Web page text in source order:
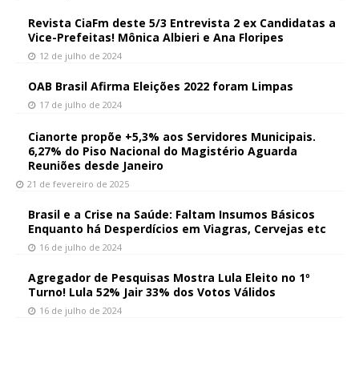
Revista CiaFm deste 5/3 Entrevista 2 ex Candidatas a
Vice-Prefeitas! Mônica Albieri e Ana Floripes
12 de julho de 2024
OAB Brasil Afirma Eleições 2022 foram Limpas
17 de julho de 2024
Cianorte propõe +5,3% aos Servidores Municipais.
6,27% do Piso Nacional do Magistério Aguarda
Reuniões desde Janeiro
21 de fevereiro de 2025
Brasil e a Crise na Saúde: Faltam Insumos Básicos
Enquanto há Desperdícios em Viagras, Cervejas etc
16 de julho de 2024
Agregador de Pesquisas Mostra Lula Eleito no 1º
Turno! Lula 52% Jair 33% dos Votos Válidos
16 de julho de 2024